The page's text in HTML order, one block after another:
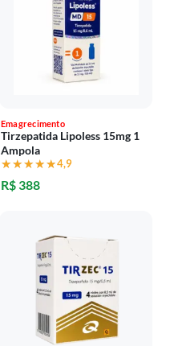
Emagrecimento
Tirzepatida Lipoless 15mg 1
Ampola
★★★★★
★★★★★4,9
R$ 388